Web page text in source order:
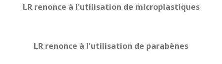
LR renonce à l'utilisation de microplastiques
LR renonce à l'utilisation de parabènes